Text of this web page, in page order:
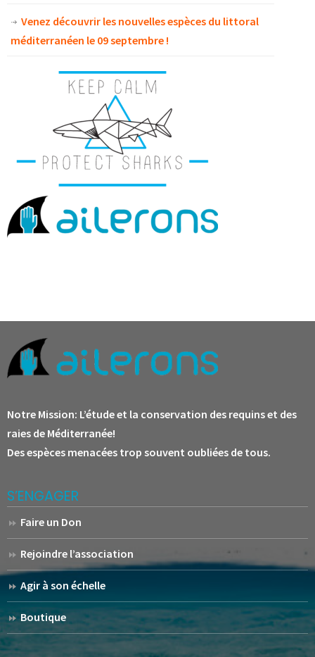
Venez découvrir les nouvelles espèces du littoral
méditerranéen le 09 septembre !
Notre Mission: L’étude et la conservation des requins et des
raies de Méditerranée!
Des espèces menacées trop souvent oubliées de tous.
S’ENGAGER
Faire un Don
Rejoindre l’association
Agir à son échelle
Boutique